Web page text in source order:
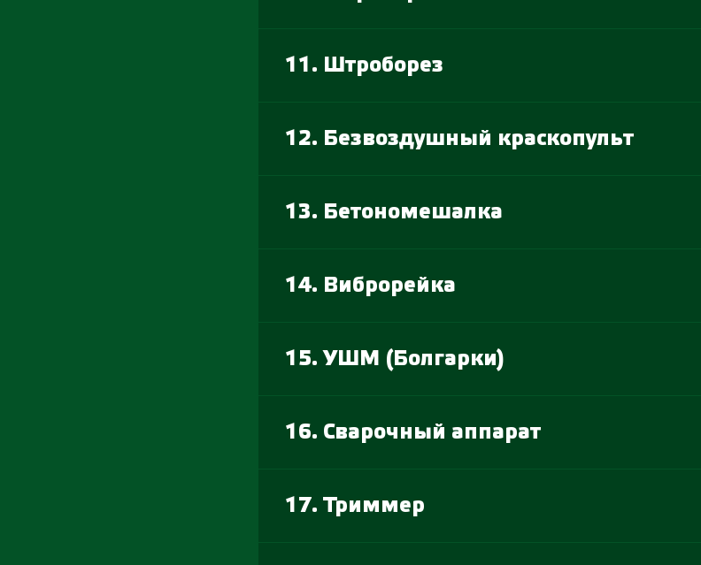
11. Штроборез
12. Безвоздушный краскопульт
13. Бетономешалка
14. Виброрейка
15. УШМ (Болгарки)
16. Сварочный аппарат
17. Триммер